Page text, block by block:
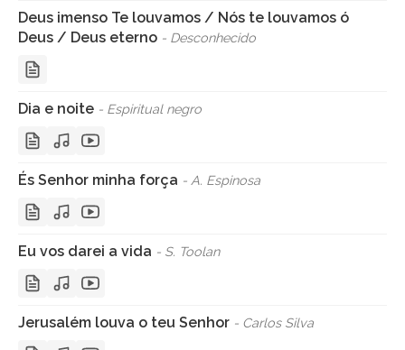
Deus imenso Te louvamos / Nós te louvamos ó
Deus / Deus eterno - Desconhecido
Dia e noite - Espiritual negro
És Senhor minha força - A. Espinosa
Eu vos darei a vida - S. Toolan
Jerusalém louva o teu Senhor - Carlos Silva